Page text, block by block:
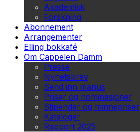
Akademisk
Forskning
Abonnement
Arrangementer
Elling bokkafé
Om Cappelen Damm
Presse
Nyhetsbrev
Send inn manus
Priser og nominasjoner
Stipender og minnepriser
Kataloger
Rapport 2025